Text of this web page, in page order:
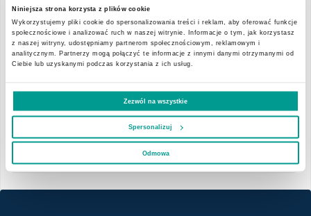
Niniejsza strona korzysta z plików cookie
Wykorzystujemy pliki cookie do spersonalizowania treści i reklam, aby oferować funkcje
społecznościowe i analizować ruch w naszej witrynie. Informacje o tym, jak korzystasz
z naszej witryny, udostępniamy partnerom społecznościowym, reklamowym i
analitycznym. Partnerzy mogą połączyć te informacje z innymi danymi otrzymanymi od
Ciebie lub uzyskanymi podczas korzystania z ich usług.
Zezwól na wszystkie
Spersonalizuj
Odmowa
EMC Szpitale
Historia
Osiągnięcia
Aktualności
18.05.2018
KONSULTACJE
"TARCZYCA - OTOCZ JĄ
OPIEKĄ"